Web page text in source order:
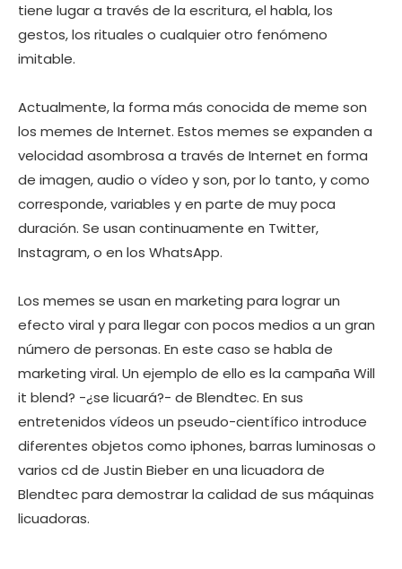
tiene lugar a través de la escritura, el habla, los
gestos, los rituales o cualquier otro fenómeno
imitable.
Actualmente, la forma más conocida de meme son
los memes de Internet. Estos memes se expanden a
velocidad asombrosa a través de Internet en forma
de imagen, audio o vídeo y son, por lo tanto, y como
corresponde, variables y en parte de muy poca
duración. Se usan continuamente en Twitter,
Instagram, o en los WhatsApp.
Los memes se usan en marketing para lograr un
efecto viral y para llegar con pocos medios a un gran
número de personas. En este caso se habla de
marketing viral. Un ejemplo de ello es la campaña Will
it blend? -¿se licuará?- de Blendtec. En sus
entretenidos vídeos un pseudo-científico introduce
diferentes objetos como iphones, barras luminosas o
varios cd de Justin Bieber en una licuadora de
Blendtec para demostrar la calidad de sus máquinas
licuadoras.